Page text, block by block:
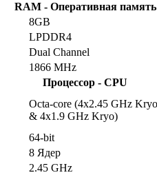
RAM - Оперативная память
8GB
LPDDR4
Dual Channel
1866 MHz
Процессор - CPU
Octa-core (4x2.45 GHz Kryo
& 4x1.9 GHz Kryo)
64-bit
8 Ядер
2.45 GHz